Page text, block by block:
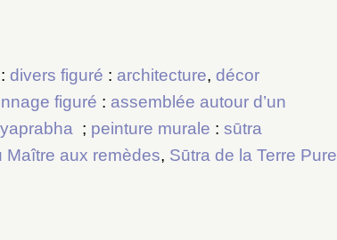
: divers figuré : architecture, décor
figuré : assemblée autour d’un
; peinture murale : sūtra
Maître aux remèdes, Sūtra de la Terre Pure